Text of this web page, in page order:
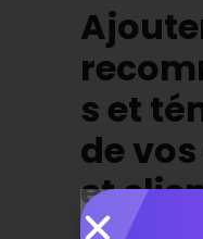
s et
de
et